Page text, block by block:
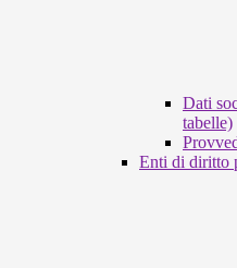
Dati
tabelle)
Enti di diritto